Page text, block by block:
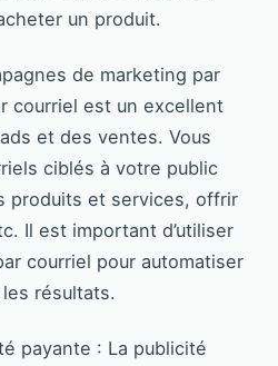
un produit.
de marketing par
courriel est un excellent
et des ventes. Vous
ciblés à votre public
produits et services, offrir
Il est important d’utiliser
courriel pour automatiser
résultats.
payante : La publicité